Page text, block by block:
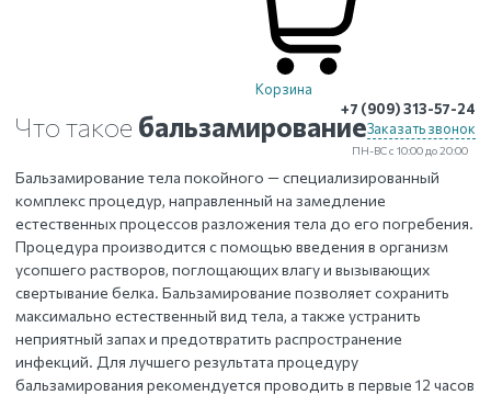
Корзина
+7 (909) 313-57-24
Заказать звонок
ПН-ВС с 10:00 до 20:00
Что такое бальзамирование
Бальзамирование тела покойного — специализированный
комплекс процедур, направленный на замедление
естественных процессов разложения тела до его погребения.
Процедура производится с помощью введения в организм
усопшего растворов, поглощающих влагу и вызывающих
свертывание белка. Бальзамирование позволяет сохранить
максимально естественный вид тела, а также устранить
неприятный запах и предотвратить распространение
инфекций. Для лучшего результата процедуру
бальзамирования рекомендуется проводить в первые 12 часов